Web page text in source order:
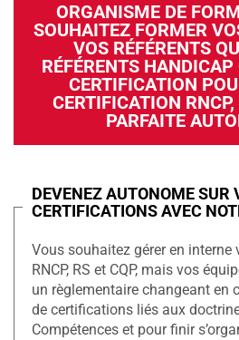
ORGANISME DE
SOUHAITEZ FORMER
VOS RÉFÉRENTS
RÉFÉRENTS HANDICAP
CERTIFICATION
CERTIFICATION
PARFAITE
DEVENEZ AUTONOME SUR
CERTIFICATIONS AVEC
Vous souhaitez gérer en
RNCP, RS et CQP, mais vos
un règlementaire changeant en
de certifications liés aux
Compétences et pour finir